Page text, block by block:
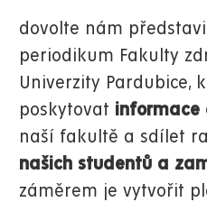
dovolte nám
periodikum Fakulty
Univerzity Pardubice,
poskytovat informace
naší fakultě a sdílet
našich studentů a
záměrem je vytvořit